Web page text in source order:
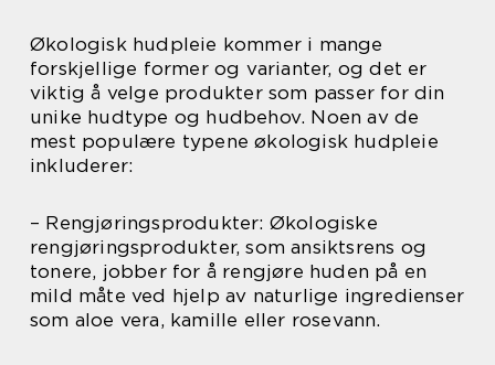
Økologisk hudpleie kommer i mange
forskjellige former og varianter, og det er
viktig å velge produkter som passer for din
unike hudtype og hudbehov. Noen av de
mest populære typene økologisk hudpleie
inkluderer:
– Rengjøringsprodukter: Økologiske
rengjøringsprodukter, som ansiktsrens og
tonere, jobber for å rengjøre huden på en
mild måte ved hjelp av naturlige ingredienser
som aloe vera, kamille eller rosevann.